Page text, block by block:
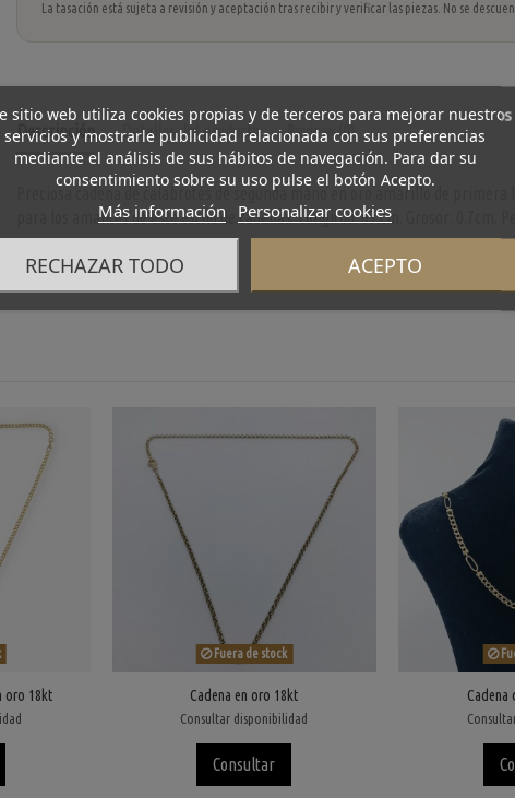
La tasación está sujeta a revisión y aceptación tras recibir y verificar las piezas. No se
Descripción Detalles del producto Reviews(0)
Preciosa cadena de calabrotes de segunda mano en oro amarillo de primera
para los amantes de este estilo de cadenas. Longitud: 63.cm. Grosor: 0.7cm.
oro 18kt
Fuera de stock
Cadena en oro 18kt
Consultar disponibilidad
Consultar
Cadena
sitio web utiliza cookies propias y de terceros para mejorar nuestros
servicios y mostrarle publicidad relacionada con sus preferencias
mediante el análisis de sus hábitos de navegación. Para dar su
consentimiento sobre su uso pulse el botón Acepto.
Más información Personalizar cookies
RECHAZAR TODO ACEPTO